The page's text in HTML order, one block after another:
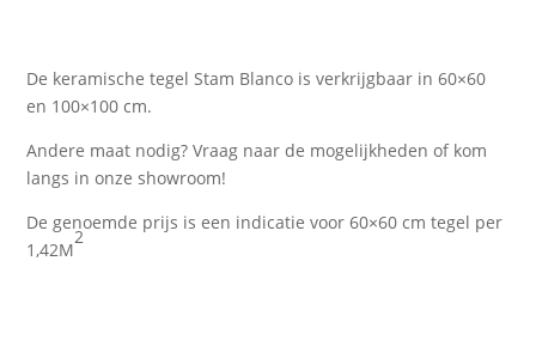
De keramische tegel Stam Blanco is verkrijgbaar in 60×60
en 100×100 cm.
Andere maat nodig? Vraag naar de mogelijkheden of kom
langs in onze showroom!
De genoemde prijs is een indicatie voor 60×60 cm tegel per
1,42M
2